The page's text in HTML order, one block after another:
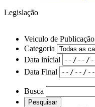
Legislação
Veiculo de Publicação
Categoria
Data inícial
Data Final
Busca
Pesquisar